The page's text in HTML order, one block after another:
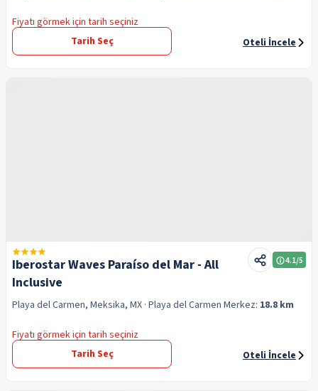
Fiyatı görmek için tarih seçiniz
Tarih Seç
Oteli İncele
Iberostar Waves Paraíso del Mar - All
Inclusive
4.1/5
Playa del Carmen, Meksika, MX · Playa del Carmen Merkez: 18.8 km
Fiyatı görmek için tarih seçiniz
Tarih Seç
Oteli İncele